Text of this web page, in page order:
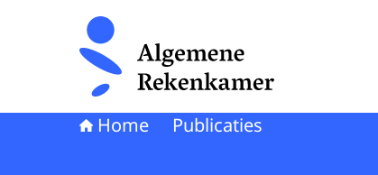
Naar de homepage van Algemene
Home Publicaties